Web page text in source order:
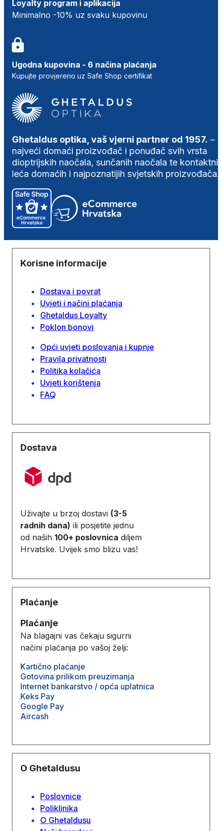
Loyalty program i aplikacija
Minimalno -10% uz svaku kupovinu
Ugodna kupovina - 6 načina plaćanja
Kupujte provjereno uz Safe Shop certifikat
Ghetaldus optika, vaš vjerni partner od 1957. –
najveći domaći proizvođač i ponuđač svih vrsta
dioptrijskih naočala, sunčanih naočala te
leća domaćih i najpoznatijih svjetskih proizvođača.
Korisne informacije
Dostava i povrat
Uvjeti i načini plaćanja
Ghetaldus Loyalty
Poklon bonovi
Opći uvjeti poslovanja i kupnje
Pravila privatnosti
Politika kolačića
Uvjeti korištenja
FAQ
Dostava
Uživajte u brzoj dostavi (3-5
radnih dana) ili posjetite jednu
od naših 100+ poslovnica diljem
Hrvatske. Uvijek smo blizu vas!
Plaćanje
Plaćanje
Na blagajni vas čekaju sigurni
načini plaćanja po vašoj želji:
Kartično plaćanje
Gotovina prilikom preuzimanja
Internet bankarstvo / opća uplatnica
Keks Pay
Google Pay
Aircash
O Ghetaldusu
Poslovnice
Poliklinika
O Ghetaldusu